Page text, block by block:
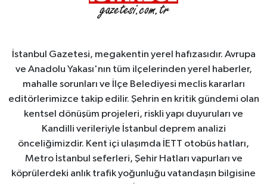
İstanbul Gazetesi, megakentin yerel hafızasıdır. Avrupa
ve Anadolu Yakası'nın tüm ilçelerinden yerel haberler,
mahalle sorunları ve İlçe Belediyesi meclis kararları
editörlerimizce takip edilir. Şehrin en kritik gündemi olan
kentsel dönüşüm projeleri, riskli yapı duyuruları ve
Kandilli verileriyle İstanbul deprem analizi
önceliğimizdir. Kent içi ulaşımda İETT otobüs hatları,
Metro İstanbul seferleri, Şehir Hatları vapurları ve
köprülerdeki anlık trafik yoğunluğu vatandaşın bilgisine